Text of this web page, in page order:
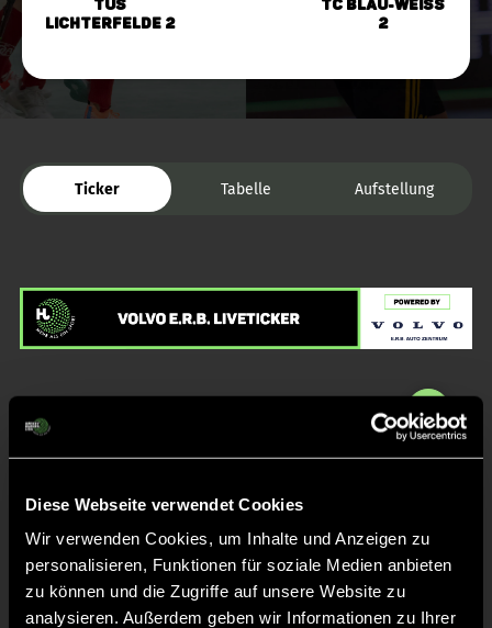
Diese Webseite verwendet Cookies
Wir verwenden Cookies, um Inhalte und Anzeigen zu
personalisieren, Funktionen für soziale Medien anbieten
zu können und die Zugriffe auf unsere Website zu
analysieren. Außerdem geben wir Informationen zu Ihrer
TuS
Lichterfelde 2
TC Blau-Weiss
2
Ticker Tabelle Aufstellung
Liveticker